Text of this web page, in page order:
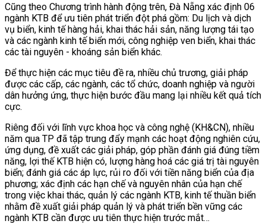
Cũng theo Chương trình hành động trên, Đà Nẵng xác định 06
ngành KTB để ưu tiên phát triển đột phá gồm: Du lịch và dịch
vụ biển, kinh tế hàng hải, khai thác hải sản, năng lượng tái tạo
và các ngành kinh tế biển mới, công nghiệp ven biển, khai thác
các tài nguyên - khoáng sản biển khác.
Để thực hiện các mục tiêu đề ra, nhiều chủ trương, giải pháp
được các cấp, các ngành, các tổ chức, doanh nghiệp và người
dân hưởng ứng, thực hiện bước đầu mang lại nhiều kết quả tích
cực.
Riêng đối với lĩnh vực khoa học và công nghệ (KH&CN), nhiều
năm qua TP đã tập trung đẩy mạnh các hoạt động nghiên cứu,
ứng dụng, đề xuất các giải pháp, góp phần đánh giá đúng tiềm
năng, lợi thế KTB hiện có, lượng hàng hoá các giá trị tài nguyên
biển; đánh giá các áp lực, rủi ro đối với tiền năng biển của địa
phương; xác định các hạn chế và nguyên nhân của hạn chế
trong việc khai thác, quản lý các ngành KTB, kinh tế thuần biển
nhằm đề xuất giải pháp quản lý và phát triển bền vững các
ngành KTB cần được ưu tiên thực hiện trước mắt…